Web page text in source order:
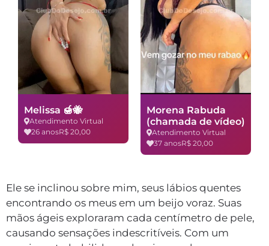
Melissa 🍯🐝
Atendimento Virtual
26 anosR$ 20,00
Morena Rabuda
(chamada de vídeo)
Atendimento Virtual
37 anosR$ 20,00
Ele se inclinou sobre mim, seus lábios quentes
encontrando os meus em um beijo voraz. Suas
mãos ágeis exploraram cada centímetro de pele,
causando sensações indescritíveis. Com um